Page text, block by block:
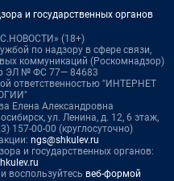
и государственных органов
(18+)
по надзору в сфере связи,
коммуникаций (Роскомнадзор)
ЭЛ № ФС 77— 84683
ответственностью "ИНТЕРНЕТ
Елена Александровна
ул. Ленина, д. 12, 6 этаж,
157-00-00 (круглосуточно)
ngs@shkulev.ru
и государственных органов:
воспользуйтесь веб-формой